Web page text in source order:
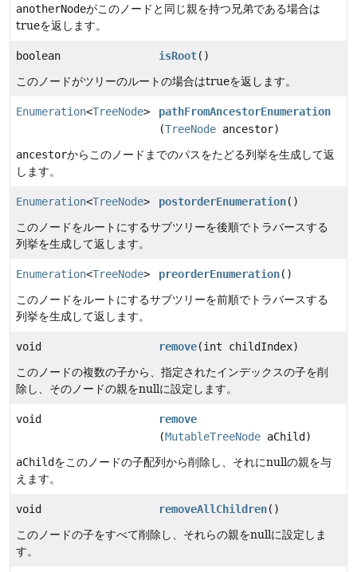
anotherNodeがこのノードと同じ親を持つ兄弟である場合は
trueを返します。
boolean isRoot()
このノードがツリーのルートの場合はtrueを返します。
Enumeration<TreeNode>
pathFromAncestorEnumeration
(TreeNode ancestor)
ancestorからこのノードまでのパスをたどる列挙を生成して返
します。
Enumeration<TreeNode> postorderEnumeration()
このノードをルートにするサブツリーを後順でトラバースする
列挙を生成して返します。
Enumeration<TreeNode> preorderEnumeration()
このノードをルートにするサブツリーを前順でトラバースする
列挙を生成して返します。
void remove(int childIndex)
このノードの複数の子から、指定されたインデックスの子を削
除し、そのノードの親をnullに設定します。
void
remove
(MutableTreeNode aChild)
aChildをこのノードの子配列から削除し、それにnullの親を与
えます。
void removeAllChildren()
このノードの子をすべて削除し、それらの親をnullに設定しま
す。